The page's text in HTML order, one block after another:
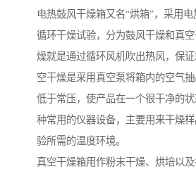
电热鼓风干燥箱又名“烘箱”，采用
循环干燥试验，分为鼓风干燥和真
燥就是通过循环风机吹出热风，保
空干燥是采用真空泵将箱内的空气
低于常压，使产品在一个很干净的
种常用的仪器设备，主要用来干燥
验所需的温度环境。
真空干燥箱用作粉末干燥、烘培以